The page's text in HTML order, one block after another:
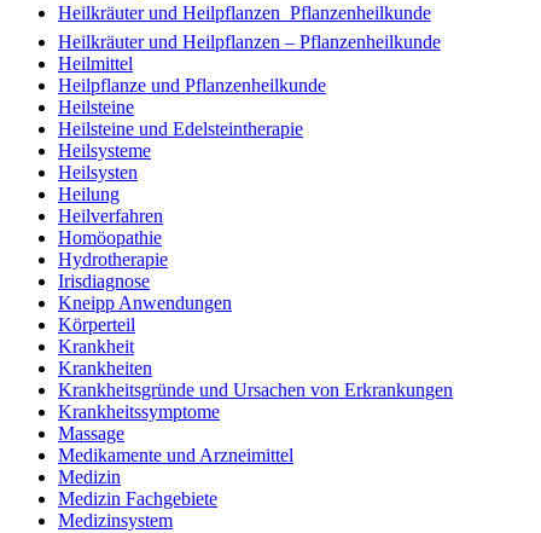
Heilkräuter und Heilpflanzen  Pflanzenheilkunde
Heilkräuter und Heilpflanzen – Pflanzenheilkunde
Heilmittel
Heilpflanze und Pflanzenheilkunde
Heilsteine
Heilsteine und Edelsteintherapie
Heilsysteme
Heilsysten
Heilung
Heilverfahren
Homöopathie
Hydrotherapie
Irisdiagnose
Kneipp Anwendungen
Körperteil
Krankheit
Krankheiten
Krankheitsgründe und Ursachen von Erkrankungen
Krankheitssymptome
Massage
Medikamente und Arzneimittel
Medizin
Medizin Fachgebiete
Medizinsystem